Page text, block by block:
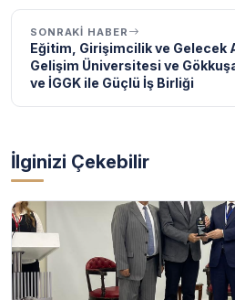
SONRAKI HABER
Eğitim, Girişimcilik ve Gelecek
Gelişim Üniversitesi ve
ve İGGK ile Güçlü İş Birliği
İlginizi Çekebilir